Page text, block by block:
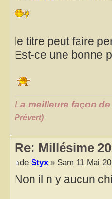
le titre peut faire
Est-ce une bonne
La meilleure façon
Prévert)
Re: Millésime
de Styx » Sam 11 Mai
Non il n y aucun